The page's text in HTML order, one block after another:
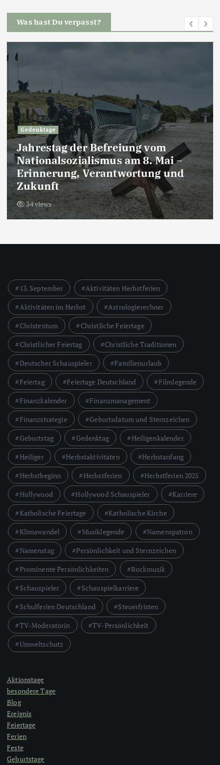
Was hast Du verpasst?
Gedenktage
Jahrestag der Befreiung vom
Nationalsozialismus am 8. Mai –
Erinnerung, Verantwortung und
Zukunft
34 views
13. September
Aktivitäten Herbstferien
Aktivitäten im Herbst
Astrologierechner
Christentum
Christliche Feiertage
Christlicher Feiertag
Christliche Traditionen
Deutscher Schauspieler
Familienurlaub
Feiertag
Feiertage Deutschland
Filmlegende
Finanzkalender
Finanzmanagement
Finanzstrategie
Geburtsdatum und Sternzeichen
Geburtstag
Gedenktag
Heiligenkalender
Heiliger
Herbstaktivitäten
Herbstanfang
Herbstbeginn
Herbstferien
Herbstferien 2025
Hollywood
Hollywood Schauspieler
Karriere
Katholische Feiertage
Katholische Kirche
Klimawandel
Musiklegende
Namenspatron
Namenstag
Persönlichkeit und Sternzeichen
Prominente Persönlichkeiten
Rockmusik
Schauspieler
Schauspielkarriere
Schulferien Deutschland
Steuerfristen
TV-Moderatorin
TV-Persönlichkeit
Umweltschutz
Aktionstage
besondere Tage
Blog
Ereignis
Feiertage
Ferien
Feste
Geburtstage